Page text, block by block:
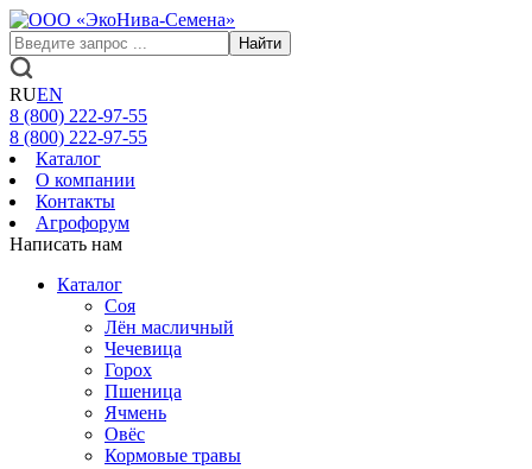
Найти
RUEN
8 (800) 222-97-55
8 (800) 222-97-55
Каталог
О компании
Контакты
Агрофорум
Написать нам
Каталог
Соя
Лён масличный
Чечевица
Горох
Пшеница
Ячмень
Овёс
Кормовые травы